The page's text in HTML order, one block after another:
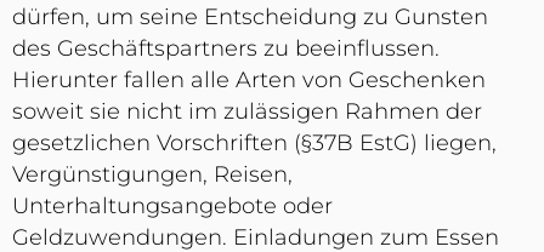
dürfen, um seine Entscheidung zu Gunsten
des Geschäftspartners zu beeinflussen.
Hierunter fallen alle Arten von Geschenken
soweit sie nicht im zulässigen Rahmen der
gesetzlichen Vorschriften (§37B EstG) liegen,
Vergünstigungen, Reisen,
Unterhaltungsangebote oder
Geldzuwendungen. Einladungen zum Essen